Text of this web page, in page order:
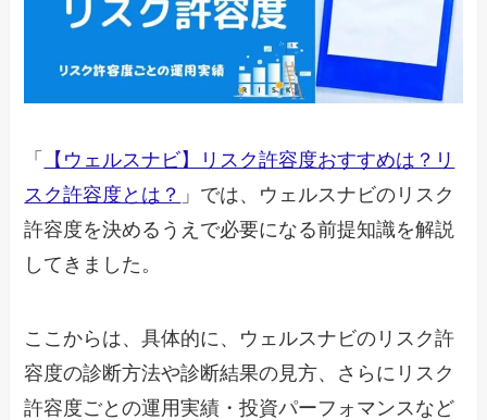
「
【ウェルスナビ】リスク許容度おすすめは？リ
スク許容度とは？ 」では、ウェルスナビのリスク
許容度を決めるうえで必要になる前提知識を解説
してきました。
ここからは、具体的に、ウェルスナビのリスク許
容度の診断方法や診断結果の見方、さらにリスク
許容度ごとの運用実績・投資パーフォマンスなど